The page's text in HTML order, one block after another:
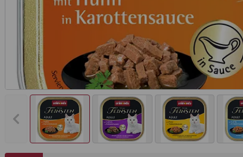
Vorheriges Bild anzeigen